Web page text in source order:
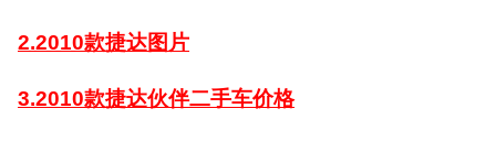
2.2010款捷达图片
3.2010款捷达伙伴二手车价格